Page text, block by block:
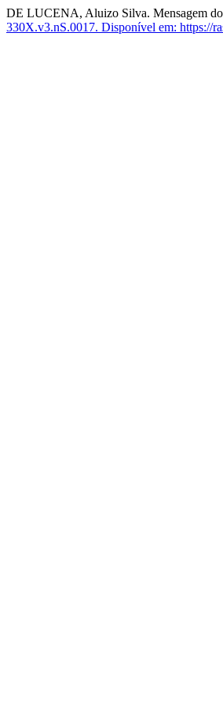
DE LUCENA, Aluizo Silva. Mensagem
330X.v3.nS.0017. Disponível em: https://